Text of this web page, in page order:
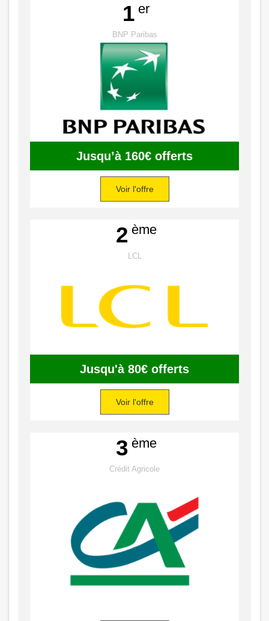
1er
BNP Paribas
Jusqu’à 160€ offerts
Voir l'offre
2ème
LCL
Jusqu'à 80€ offerts
Voir l'offre
3ème
Crédit Agricole